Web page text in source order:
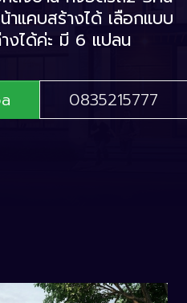
แคบสร้างได้ เลือกแบบ
งได้ค่ะ มี 6 แปลน
0835215777